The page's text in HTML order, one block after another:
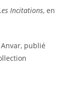
Incitations, en
publié